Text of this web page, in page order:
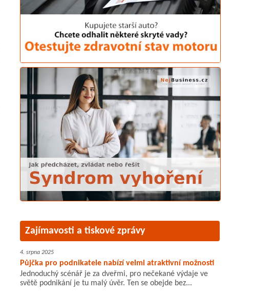
Zajímavosti a tiskové zprávy
4. srpna 2025
Půjčka pro podnikatele nabízí velmi atraktivní možnosti
Jednoduchý scénář je za dveřmi, pro nečekané výdaje ve
světě podnikání je tu malý úvěr. Ten se obejde bez...